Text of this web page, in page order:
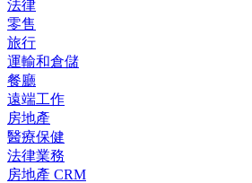
法律
零售
旅行
運輸和倉儲
餐廳
遠端工作
房地產
醫療保健
法律業務
房地產 CRM